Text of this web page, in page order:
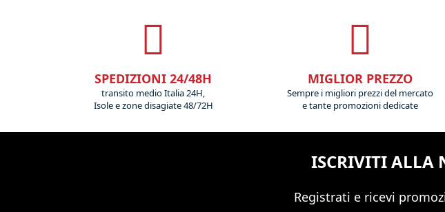
SPEDIZIONI 24/48H
transito medio Italia 24H,
Isole e zone disagiate 48/72H
MIGLIOR PREZZO
Sempre i migliori prezzi del mercato
e tante promozioni dedicate
ISCRIVITI ALLA
Registrati e ricevi